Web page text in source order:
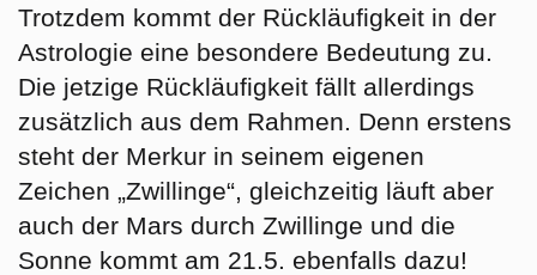
Trotzdem kommt der Rückläufigkeit in der
Astrologie eine besondere Bedeutung zu.
Die jetzige Rückläufigkeit fällt allerdings
zusätzlich aus dem Rahmen. Denn erstens
steht der Merkur in seinem eigenen
Zeichen „Zwillinge“, gleichzeitig läuft aber
auch der Mars durch Zwillinge und die
Sonne kommt am 21.5. ebenfalls dazu!